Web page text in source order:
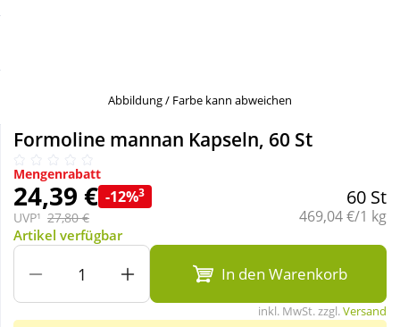
Mehr kaufen, mehr sparen
Täglich gut versorgt
Nahrungsergänzung
Natur & Homöopathie
Sanitätshaus
Abbildung / Farbe kann abweichen
Formoline mannan Kapseln, 60 St
Mengenrabatt
24,39 € -12%3
UVP¹ 27,80 €
60 St
Grundpreis:
469,04 €/1 kg
Artikel verfügbar
In den Warenkorb
inkl. MwSt. zzgl.Versand